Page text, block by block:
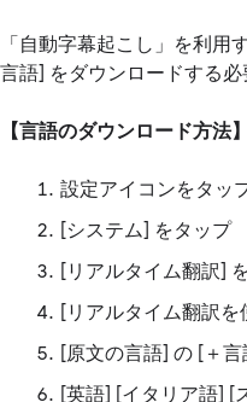
「自動字幕起こし」を利用
言語] をダウンロードする必
【言語のダウンロード方法】
設定アイコンをタッ
[システム] をタップ
[リアルタイム翻訳]
[リアルタイム翻訳
[原文の言語] の [＋
[英語] [イタリア語] [